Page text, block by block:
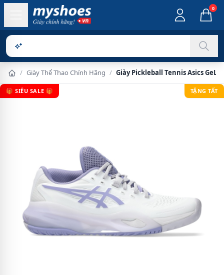
0
Sản phẩm ch
/ Giày Thể Thao Chính Hãng / Giày Pickleball Tennis Asics
🎁 SIÊU SALE 🎁 TẶNG TẤT